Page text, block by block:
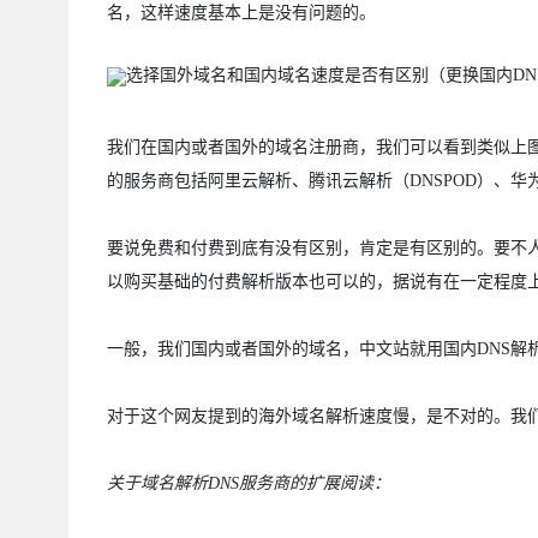
名，这样速度基本上是没有问题的。
我们在国内或者国外的域名注册商，我们可以看到类似上
的服务商包括阿里云解析、腾讯云解析（DNSPOD）、
要说免费和付费到底有没有区别，肯定是有区别的。要
以购买基础的付费解析版本也可以的，据说有在一定程
一般，我们国内或者国外的域名，中文站就用国内DNS
对于这个网友提到的海外域名解析速度慢，是不对的。我
关于域名解析DNS服务商的扩展阅读：